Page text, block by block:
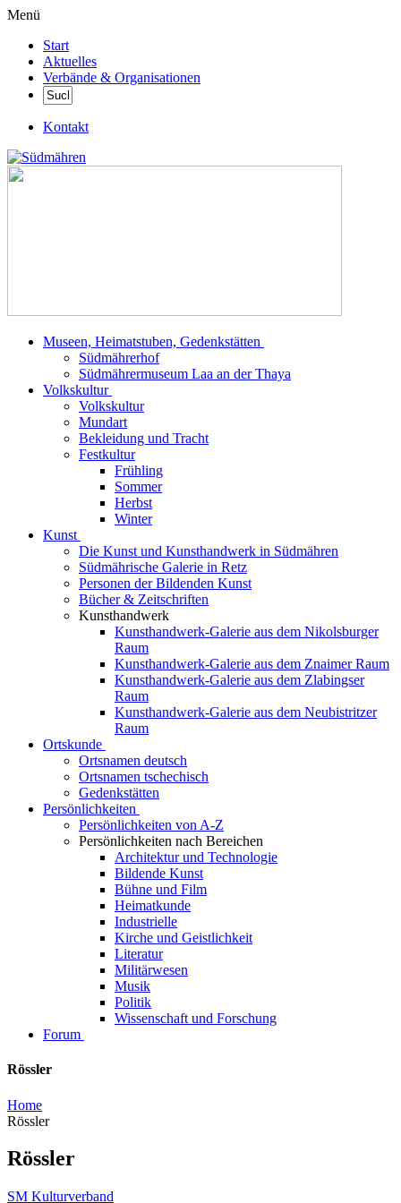
Menü
Start
Aktuelles
Verbände & Organisationen
Kontakt
Museen, Heimatstuben, Gedenkstätten
Südmährerhof
Südmährermuseum Laa an der Thaya
Volkskultur
Volkskultur
Mundart
Bekleidung und Tracht
Festkultur
Frühling
Sommer
Herbst
Winter
Kunst
Die Kunst und Kunsthandwerk in Südmähren
Südmährische Galerie in Retz
Personen der Bildenden Kunst
Bücher & Zeitschriften
Kunsthandwerk
Kunsthandwerk-Galerie aus dem Nikolsburger
Raum
Kunsthandwerk-Galerie aus dem Znaimer Raum
Kunsthandwerk-Galerie aus dem Zlabingser
Raum
Kunsthandwerk-Galerie aus dem Neubistritzer
Raum
Ortskunde
Ortsnamen deutsch
Ortsnamen tschechisch
Gedenkstätten
Persönlichkeiten
Persönlichkeiten von A-Z
Persönlichkeiten nach Bereichen
Architektur und Technologie
Bildende Kunst
Bühne und Film
Heimatkunde
Industrielle
Kirche und Geistlichkeit
Literatur
Militärwesen
Musik
Politik
Wissenschaft und Forschung
Forum
Rössler
Home
Rössler
Rössler
SM Kulturverband